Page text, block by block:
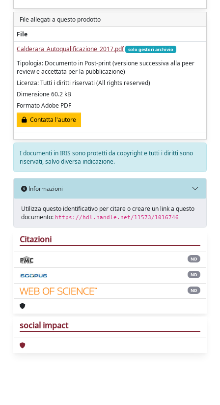
File allegati a questo prodotto
File
Calderara_Autoqualificazione_2017.pdf
solo gestori archivio
Tipologia: Documento in Post-print (versione successiva alla peer
review e accettata per la pubblicazione)
Licenza: Tutti i diritti riservati (All rights reserved)
Dimensione 60.2 kB
Formato Adobe PDF
Contatta l'autore
I documenti in IRIS sono protetti da copyright e tutti i diritti sono
riservati, salvo diversa indicazione.
Informazioni
Utilizza questo identificativo per citare o creare un link a questo
documento: https://hdl.handle.net/11573/1016746
Citazioni
ND
ND
ND
social impact